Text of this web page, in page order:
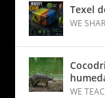
Texel
WE
WE